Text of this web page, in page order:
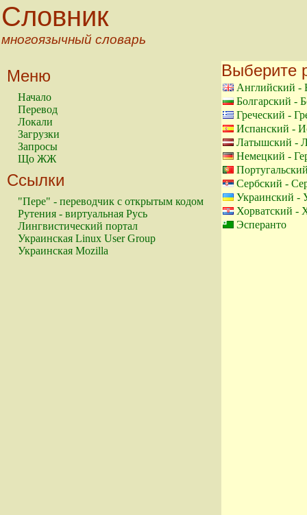
Словник
многоязычный словарь
Меню
Начало
Перевод
Локали
Загрузки
Запросы
Що ЖЖ
Ссылки
"Пере" - переводчик с открытым кодом
Рутения - виртуальная Русь
Лингвистический портал
Украинская Linux User Group
Украинская Mozilla
Выберите
Английский -
Болгарский -
Греческий -
Испанский -
Латышский -
Немецкий -
Сербский -
Украинский -
Хорватский -
Эсперанто